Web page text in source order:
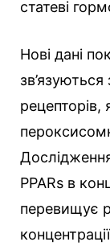
статеві
Нові дані
рецепторів,
PPARs в
перевищує